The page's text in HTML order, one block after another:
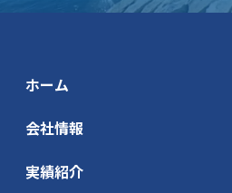
ホーム
会社情報
実績紹介